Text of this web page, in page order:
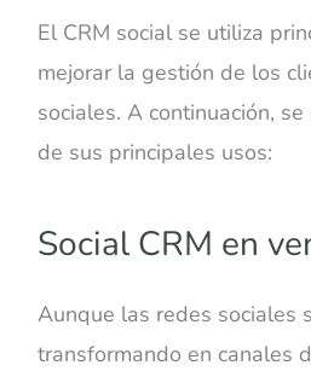
El CRM social se utiliza
mejorar la gestión de los
sociales. A continuación,
de sus principales usos:
Social CRM en
Aunque las redes sociales
transformando en canales